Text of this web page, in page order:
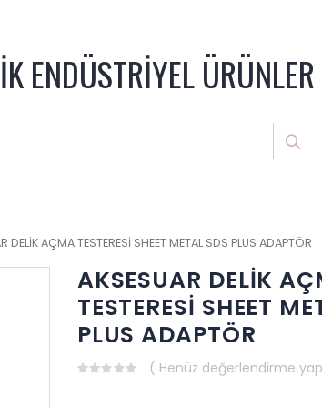
ENDÜSTRİYEL
DELİK AÇMA TESTERESİ SHEET METAL SDS PLUS ADAPTÖR
AKSESUAR DELİK
TESTERESİ SHEET
PLUS ADAPTÖR
( Henüz değerlendirme